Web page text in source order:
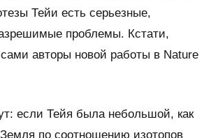
Тейи есть серьезные,
проблемы. Кстати,
авторы новой работы в Nature
если Тейя была небольшой, как
по соотношению изотопов